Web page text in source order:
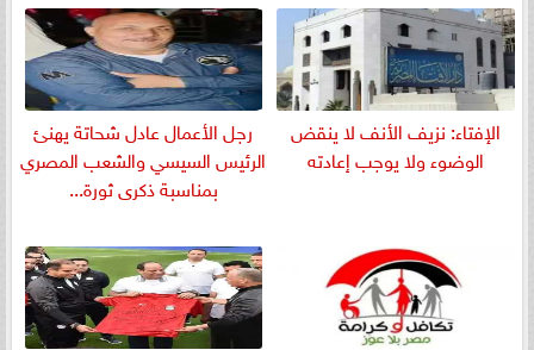
الإفتاء: نزيف الأنف لا ينقض
الوضوء ولا يوجب إعادته
رجل الأعمال عادل شحاتة يهنئ
الرئيس السيسي والشعب المصري
بمناسبة ذكرى ثورة...